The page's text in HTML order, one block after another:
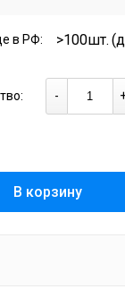
в РФ: >100шт.
-
В корзину